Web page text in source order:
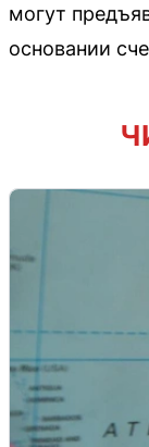
могут
основании